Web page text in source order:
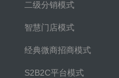
二级分销模式
智慧门店模式
经典微商招商模式
S2B2C平台模式